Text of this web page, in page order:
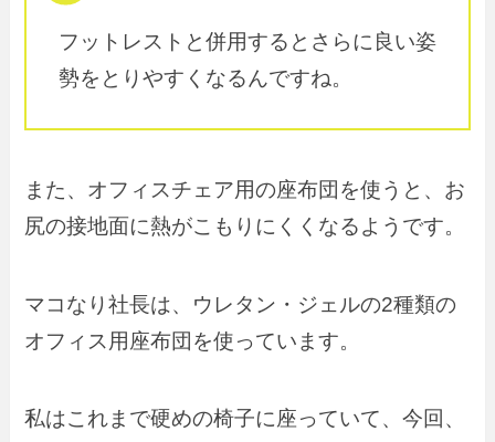
フットレストと併用するとさらに良い姿
勢をとりやすくなるんですね。
また、オフィスチェア用の座布団を使うと、お
尻の接地面に熱がこもりにくくなるようです。
マコなり社長は、ウレタン・ジェルの2種類の
オフィス用座布団を使っています。
私はこれまで硬めの椅子に座っていて、今回、